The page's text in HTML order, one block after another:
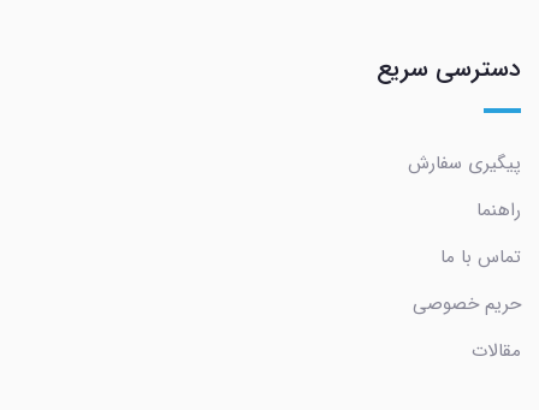
دسترسی سریع
پیگیری سفارش
راهنما
تماس با ما
حریم خصوصی
مقالات